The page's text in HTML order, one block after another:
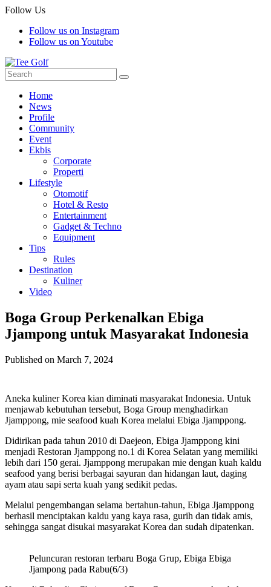
Follow Us
Follow us on Instagram
Follow us on Youtube
Home
News
Profile
Community
Event
Ekbis
Corporate
Properti
Lifestyle
Otomotif
Hotel & Resto
Entertainment
Gadget & Techno
Equipment
Tips
Rules
Destination
Kuliner
Video
Boga Group Perkenalkan Ebiga
Jjampong untuk Masyarakat Indonesia
Published on March 7, 2024
Aneka kuliner Korea kian diminati masyarakat Indonesia. Untuk
menjawab kebutuhan tersebut, Boga Group menghadirkan
Jjamppong, mie seafood kuah Korea melalui Ebiga Jjamppong.
Didirikan pada tahun 2010 di Daejeon, Ebiga Jjamppong kini
menjadi Restoran Jjamppong no.1 di Korea Selatan yang memiliki
lebih dari 150 gerai. Jjamppong merupakan mie dengan kuah kaldu
seafood yang berisi berbagai sayuran dan hidangan laut, daging
ayam atau sapi serta kuah yang sedikit pedas.
Melalui pengembangan selama bertahun-tahun, Ebiga Jjamppong
berhasil menciptakan kaldu yang kaya rasa, gurih dan tidak amis,
sehingga sangat disukai masyarakat Korea dan sudah dipatenkan.
Peluncuran restoran terbaru Boga Grup, Ebiga Ebiga
Jjampong pada Rabu(6/3)